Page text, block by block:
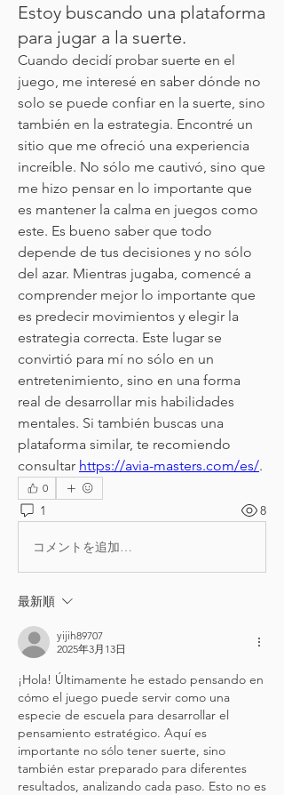
Estoy buscando una plataforma
para jugar a la suerte.
Cuando decidí probar suerte en el
juego, me interesé en saber dónde no
solo se puede confiar en la suerte, sino
también en la estrategia. Encontré un
sitio que me ofreció una experiencia
increíble. No sólo me cautivó, sino que
me hizo pensar en lo importante que
es mantener la calma en juegos como
este. Es bueno saber que todo
depende de tus decisiones y no sólo
del azar. Mientras jugaba, comencé a
comprender mejor lo importante que
es predecir movimientos y elegir la
estrategia correcta. Este lugar se
convirtió para mí no sólo en un
entretenimiento, sino en una forma
real de desarrollar mis habilidades
mentales. Si también buscas una
plataforma similar, te recomiendo
consultar https://avia-masters.com/es/.
0
1 8
コメントを追加…
最新順
yijih89707
2025年3月13日
¡Hola! Últimamente he estado pensando en
cómo el juego puede servir como una
especie de escuela para desarrollar el
pensamiento estratégico. Aquí es
importante no sólo tener suerte, sino
también estar preparado para diferentes
resultados, analizando cada paso. Esto no es